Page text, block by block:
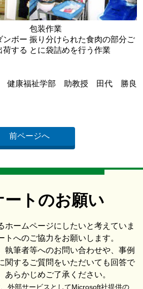
ンボー
荷する
包装作業
振り分けられた食肉の部分ご
とに袋詰めを行う作業
健康福祉学部 助教授 田代 勝良
前ページへ
ートのお願い
ホームページにしたいと考えていま
トへのご協力をお願いします。
執筆者等へのお問い合わせや、事例
関するご質問をいただいても回答で
あらかじめご了承ください。
外部サービスとしてMicrosoft社提供の